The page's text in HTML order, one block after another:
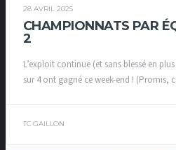
28 AVRIL 2025
CHAMPIONNATS PAR
2
L’exploit continue (et sans blessé en
sur 4 ont gagné ce week-end ! (Promis,
TC GAILLON